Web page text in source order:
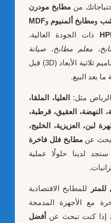
من مطابخ مودرن
ومطابخ ألمنيوم وMDF
ذات الجودة العالية.
معلم مطابخ، صيانة
، مع توفير تصاميم ثلاثية الأبعاد (3D) قبل
بعد البيع.
مثل:
العليا، الملقا،
النهضة، العقيق، قرطبة،
لبن، العزيزية، الخليج،
عنمطابخ فلل فاخرة
ستجد لدينا حلولًا عملية
للمطابخ الاقتصادية
مع الأجهزة المدمجة
إذا كنت تبحث عن أفضل